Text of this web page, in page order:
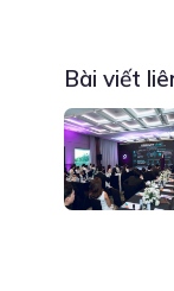
Bài viết